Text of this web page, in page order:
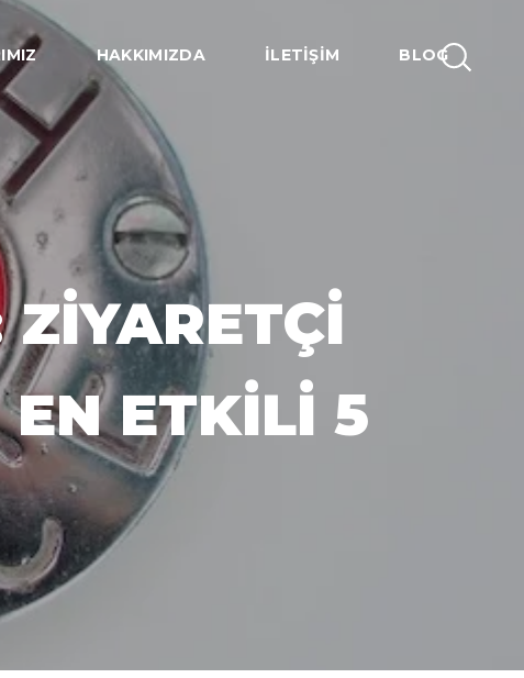
HAKKIMIZDA İLETIŞIM BLOG
ETKILI 5